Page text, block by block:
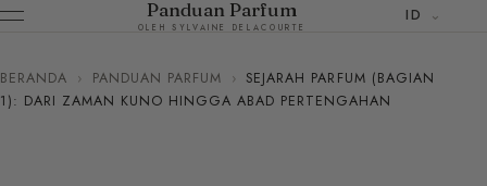
Panduan Parfum
OLEH SYLVAINE DELACOURTE
ID
BERANDA › PANDUAN PARFUM › SEJARAH PARFUM (BAGIAN
1): DARI ZAMAN KUNO HINGGA ABAD PERTENGAHAN